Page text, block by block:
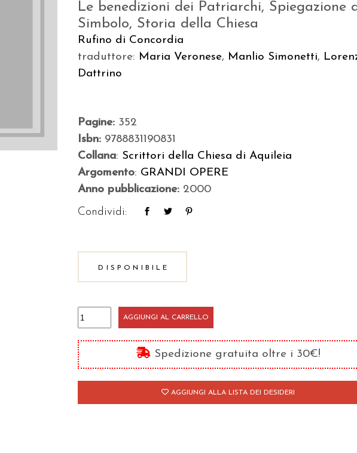
Le benedizioni dei Patriarchi, Spiegazione
Simbolo, Storia della Chiesa
Rufino di Concordia
traduttore: Maria Veronese, Manlio Simonetti,
Dattrino
Pagine: 352
Isbn: 9788831190831
Collana: Scrittori della Chiesa di Aquileia
Argomento: GRANDI OPERE
Anno pubblicazione: 2000
Condividi:
DISPONIBILE
Scritti
vari
quantità
AGGIUNGI AL CARRELLO
Spedizione gratuita oltre i 30€!
AGGIUNGI ALLA LISTA DEI DESIDERI